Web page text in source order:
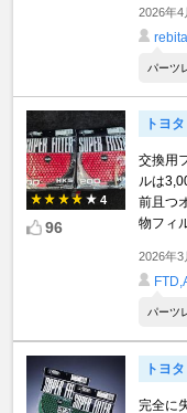
2026年4
パーツ
4
96
トヨ
交換用
ルは
前且つ
物フィ
2026年3
パーツ
トヨ
完全に